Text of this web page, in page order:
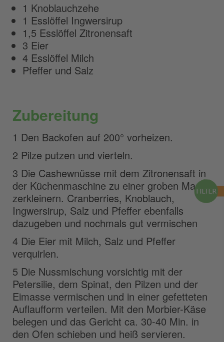
1 Knoblauchzehe
1 Esslöffel Ingwersirup
1,5 Esslöffel Zitronensaft
3 Eier
4 Esslöffel Milch
Pfeffer und Salz
Zubereitung
1 Den Backofen auf 200° vorheizen.
2 Pilze putzen und vierteln.
3 Die Cashewnüsse mit dem Zitronensaft in
der Küchenmaschine zu einer groben Masse
zerkleinern. Cranberries, Knoblauch,
Ingwersirup, Salz und Pfeffer ebenfalls
dazugeben und nochmals gut vermischen
4 Die Eier mit Milch, Salz und Pfeffer
verquirlen.
5 Die Nussmischung vorsichtig mit der
Petersilie, dem Spinat, den Pilzen und der
Eimasse vermischen und in einer gefetteten
Auflaufform verteilen. Mit den Morbier-Käse
belegen und das Gericht ca. 30-40 Min. in
den Ofen schieben und heiß servieren.